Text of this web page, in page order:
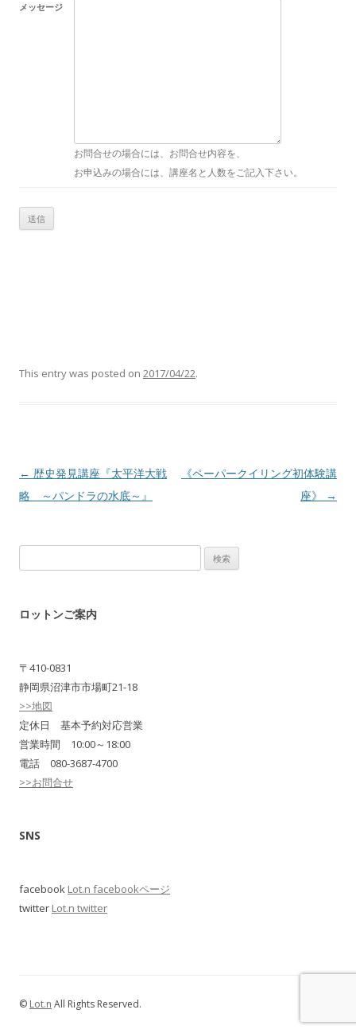
メッセージ
お問合せの場合には、お問合せ内容を、
お申込みの場合には、講座名と人数をご記入下さい。
This entry was posted on 2017/04/22.
Post navigation
← 歴史発見講座『太平洋大戦
略 ～パンドラの水底～』
《ペーパークイリング初体験講
座》
→
索:
ロットンご案内
〒410-0831
静岡県沼津市市場町21-18
>>地図
定休日 基本予約対応営業
営業時間 10:00～18:00
電話 080-3687-4700
>>お問合せ
SNS
facebook Lot.n facebookページ
twitter Lot.n twitter
© Lot.n All Rights Reserved.